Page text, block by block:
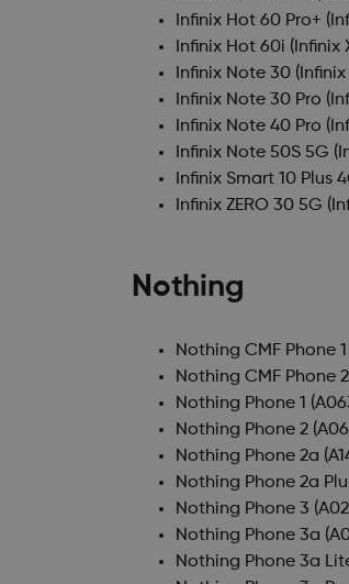
Infinix Hot 60 Pro+
Infinix Hot 60i (Infinix
Infinix Note 30
Infinix Note 30 Pro
Infinix Note 40 Pro
Infinix Note 50S 5G
Infinix Smart 10 Plus
Infinix ZERO 30 5G
Nothing
Nothing CMF Phone 1
Nothing CMF Phone
Nothing Phone 1
Nothing Phone 2
Nothing Phone 2a
Nothing Phone 2a
Nothing Phone 3
Nothing Phone 3a
Nothing Phone 3a